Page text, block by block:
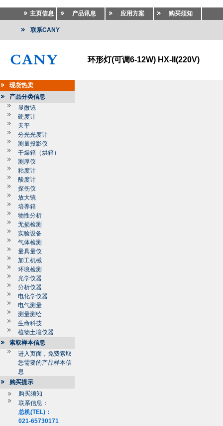
主页信息 产品讯息 应用方案 购买须知
联系CANY
环形灯(可调6-12W) HX-II(220V)
现货热卖
产品分类信息
显微镜
硬度计
天平
分光光度计
测量投影仪
干燥箱（烘箱）
测厚仪
粘度计
酸度计
探伤仪
放大镜
培养箱
物性分析
无损检测
实验设备
气体检测
量具量仪
加工机械
环境检测
光学仪器
分析仪器
电化学仪器
电气测量
测量测绘
生命科技
植物土壤仪器
索取样本信息
进入页面，免费索取
您需要的产品样本信
息
购买提示
购买须知
联系信息：
总机(TEL)：
021-65730171